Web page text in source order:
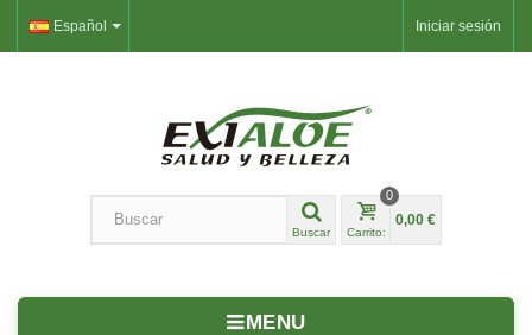
Iniciar sesión
Español
Buscar Carrito:
0
0,00 €
MENU